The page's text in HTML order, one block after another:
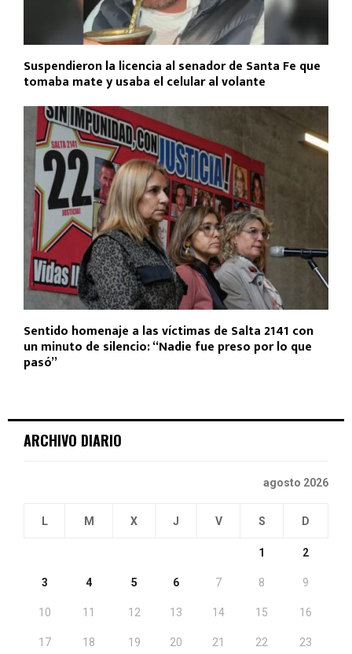
Suspendieron la licencia al senador de Santa Fe que
tomaba mate y usaba el celular al volante
Sentido homenaje a las víctimas de Salta 2141 con
un minuto de silencio: “Nadie fue preso por lo que
pasó”
ARCHIVO DIARIO
agosto 2026
L M X J V S D
1 2
3 4 5 6 7 8 9
10 11 12 13 14 15 16
17 18 19 20 21 22 23